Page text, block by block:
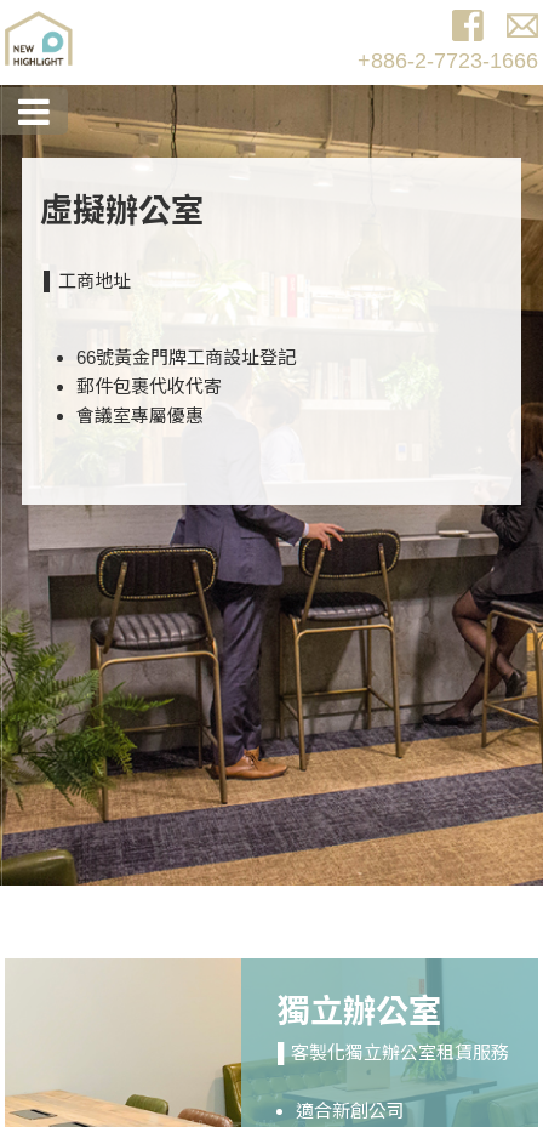
+886-2-7723-1666
虛擬辦公室
工商地址
66號黃金門牌工商設址登記
郵件包裹代收代寄
會議室專屬優惠
獨立辦公室
▌客製化獨立辦公室租賃服務
適合新創公司